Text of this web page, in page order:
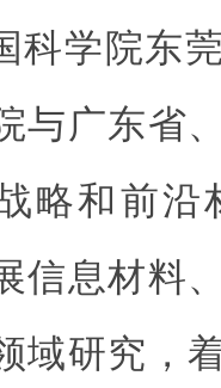
科学院东
与广东省
略和前沿
信息材料
域研究，